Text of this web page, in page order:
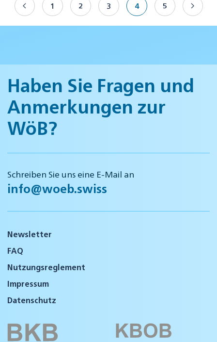
1 2 3 4 5
Haben Sie Fragen und
Anmerkungen zur
WöB?
Schreiben Sie uns eine E-Mail an
info@woeb.swiss
Newsletter
FAQ
Nutzungsreglement
Impressum
Datenschutz